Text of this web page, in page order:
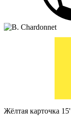
Жёлтая карточка 15'